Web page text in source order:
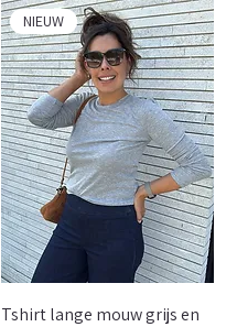
NIEUW
Tshirt lange mouw grijs en